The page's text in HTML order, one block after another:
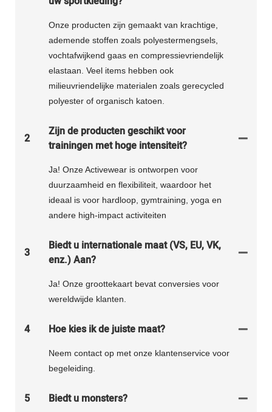
Onze producten zijn gemaakt van krachtige,
ademende stoffen zoals polyestermengsels,
vochtafwijkend gaas en compressievriendelijk
elastaan. Veel items hebben ook
milieuvriendelijke materialen zoals gerecycled
polyester of organisch katoen.
2
Zijn de producten geschikt voor
trainingen met hoge intensiteit?
Ja! Onze Activewear is ontworpen voor
duurzaamheid en flexibiliteit, waardoor het
ideaal is voor hardloop, gymtraining, yoga en
andere high-impact activiteiten
3
Biedt u internationale maat (VS, EU, VK,
enz.) Aan?
Ja! Onze groottekaart bevat conversies voor
wereldwijde klanten.
4 Hoe kies ik de juiste maat?
Neem contact op met onze klantenservice voor
begeleiding.
5 Biedt u monsters?